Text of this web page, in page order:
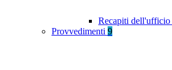
Recapiti dell'ufficio
Provvedimenti 9